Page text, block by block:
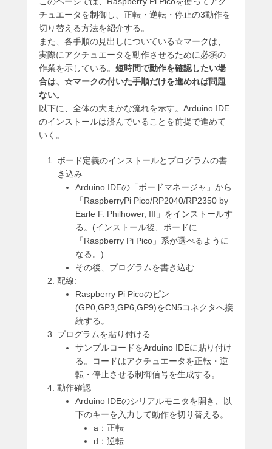
チュエータを制御し、正転・逆転・停止の3動作を
切り替える方法を紹介する。
また、各手順の見出しについている☆マークは、
実際にアクチュエータを動作させるために必須の
作業を示している。 短時間で動作を確認したい場
合は、☆マークの付いた手順だけを進めれば問題
ない。
以下に、全体の大まかな流れを示す。Arduino IDE
のインストールは済んでいることを前提で進めて
いく。
ボード定義のインストールとプログラムの書
き込み
Arduino IDEの「ボードマネージャ」から
「RaspberryPi Pico/RP2040/RP2350 by
Earle F. Philhower, III」をインストールす
る。(インストール後、ボードに
「Raspberry Pi Pico」系が選べるように
なる。)
その後、プログラムを書き込む
配線:
Raspberry Pi Picoのピン
(GP0,GP3,GP6,GP9)をCN5コネクタへ接
続する。
プログラムを貼り付ける
サンプルコードをArduino IDEに貼り付け
る。コードはアクチュエータを正転・逆
転・停止させる制御信号を生成する。
動作確認
Arduino IDEのシリアルモニタを開き、以
下のキーを入力して動作を切り替える。
a：正転
d：逆転